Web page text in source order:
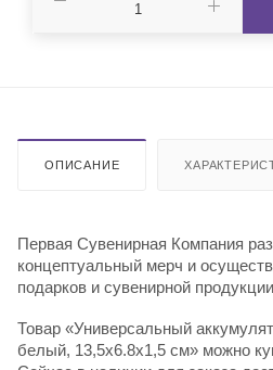
ОПИСАНИЕ
Первая Сувенирная Компания
концептуальный мерч и
подарков и сувенирной
Товар «Универсальный
белый, 13,5х6.8х1,5 см» можно